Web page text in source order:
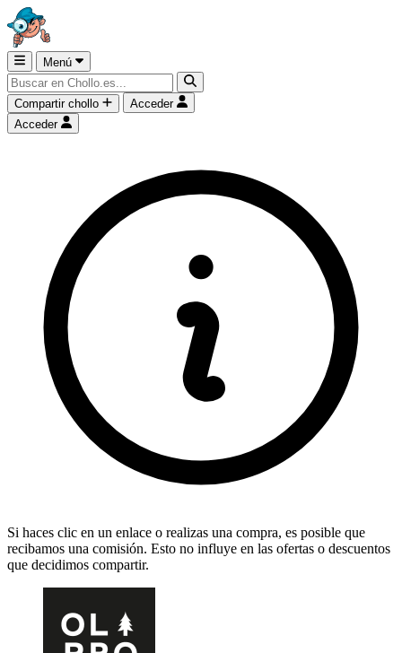
Menú
Compartir chollo
Acceder
Acceder
Si haces clic en un enlace o realizas una compra, es posible que
recibamos una comisión. Esto no influye en las ofertas o descuentos
que decidimos compartir.